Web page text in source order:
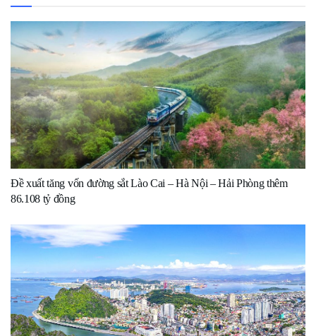
Đề xuất tăng vốn đường sắt Lào Cai – Hà Nội – Hải Phòng thêm
86.108 tỷ đồng